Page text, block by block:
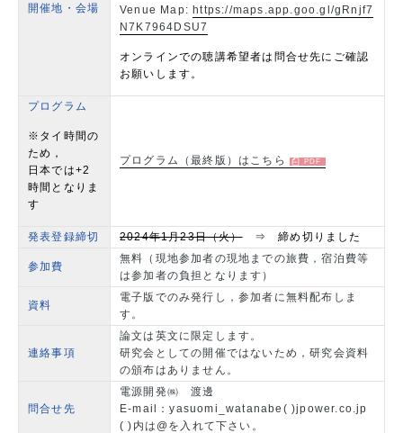
開催地・会場 Venue Map:https://maps.app.goo.gl/gRnjf7
N7K7964DSU7
オンラインでの聴講希望者は問合せ先にご確認
お願いします。
プログラム
※タイ時間の
ため，
日本では+2
時間となりま
す
プログラム（最終版）はこちら
発表登録締切 2024年1月23日（火）⇒ 締め切りました
参加費
無料（現地参加者の現地までの旅費，宿泊費等
は参加者の負担となります）
資料
電子版でのみ発行し，参加者に無料配布しま
す。
連絡事項
論文は英文に限定します。
研究会としての開催ではないため，研究会資料
の頒布はありません。
問合せ先
電源開発㈱ 渡邊
E-mail：yasuomi_watanabe( )jpower.co.jp
( )内は@を入れて下さい。